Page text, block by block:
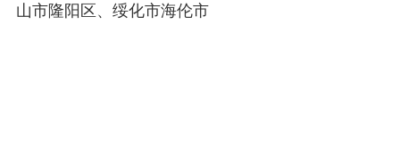
山市隆阳区、绥化市海伦市